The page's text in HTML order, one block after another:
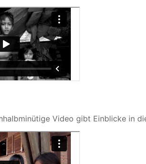
Video gibt Einblicke in